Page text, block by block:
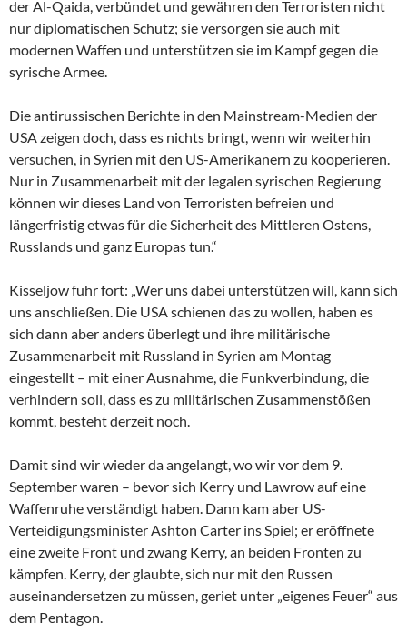
der Al-Qaida, verbündet und gewähren den Terroristen nicht
nur diplomatischen Schutz; sie versorgen sie auch mit
modernen Waffen und unterstützen sie im Kampf gegen die
syrische Armee.
Die antirussischen Berichte in den Mainstream-Medien der
USA zeigen doch, dass es nichts bringt, wenn wir weiterhin
versuchen, in Syrien mit den US-Amerikanern zu kooperieren.
Nur in Zusammenarbeit mit der legalen syrischen Regierung
können wir dieses Land von Terroristen befreien und
längerfristig etwas für die Sicherheit des Mittleren Ostens,
Russlands und ganz Europas tun.“
Kisseljow fuhr fort: „Wer uns dabei unterstützen will, kann sich
uns anschließen. Die USA schienen das zu wollen, haben es
sich dann aber anders überlegt und ihre militärische
Zusammenarbeit mit Russland in Syrien am Montag
eingestellt – mit einer Ausnahme, die Funkverbindung, die
verhindern soll, dass es zu militärischen Zusammenstößen
kommt, besteht derzeit noch.
Damit sind wir wieder da angelangt, wo wir vor dem 9.
September waren – bevor sich Kerry und Lawrow auf eine
Waffenruhe verständigt haben. Dann kam aber US-
Verteidigungsminister Ashton Carter ins Spiel; er eröffnete
eine zweite Front und zwang Kerry, an beiden Fronten zu
kämpfen. Kerry, der glaubte, sich nur mit den Russen
auseinandersetzen zu müssen, geriet unter „eigenes Feuer“ aus
dem Pentagon.